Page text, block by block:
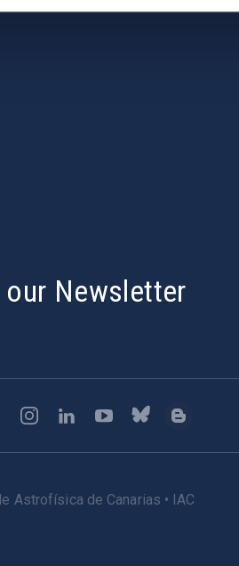
Newsletter
Astrofísica de Canarias • IAC